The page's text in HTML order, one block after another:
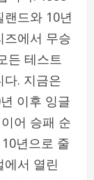
드와 10년
즈에서 무승
든 테스트
. 지금은
이후 잉글
어 승패 순
년으로 줄
에서 열린